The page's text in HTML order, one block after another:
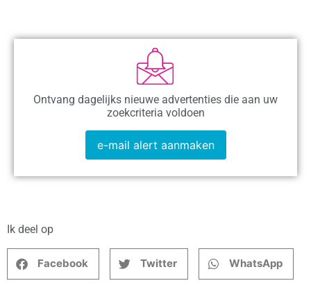
Ontvang dagelijks nieuwe advertenties die aan uw
zoekcriteria voldoen
e-mail alert aanmaken
Ik deel op
Facebook Twitter WhatsApp